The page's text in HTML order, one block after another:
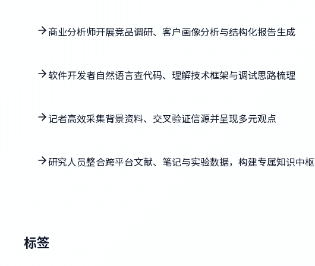
商业分析师开展竞品调研、客户画像分析与结构化报告生成
软件开发者自然语言查代码、理解技术框架与调试思路梳理
记者高效采集背景资料、交叉验证信源并呈现多元观点
研究人员整合跨平台文献、笔记与实验数据，构建专属知识中枢
标签